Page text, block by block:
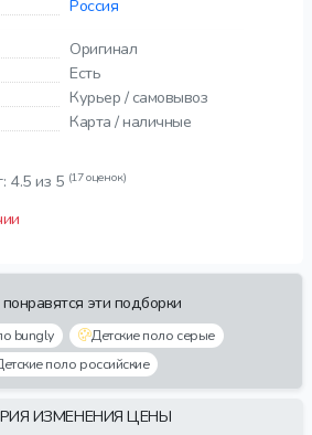
Россия
Оригинал
Есть
Курьер / самовывоз
Карта / наличные
4.5 из 5 (17 оценок)
эти подборки
bungly
Детские поло серые
поло российские
ИЗМЕНЕНИЯ ЦЕНЫ